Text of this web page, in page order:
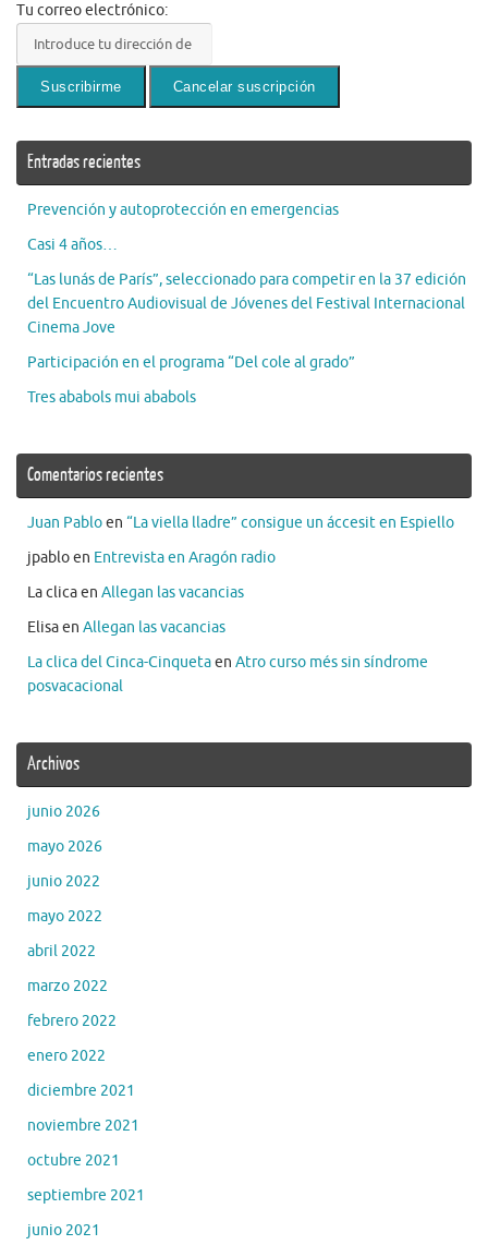
Tu correo electrónico:
Entradas recientes
Prevención y autoprotección en emergencias
Casi 4 años…
“Las lunás de París”, seleccionado para competir en la 37 edición
del Encuentro Audiovisual de Jóvenes del Festival Internacional
Cinema Jove
Participación en el programa “Del cole al grado”
Tres ababols mui ababols
Comentarios recientes
Juan Pabloen “La viella lladre” consigue un áccesit en Espiello
jpabloen Entrevista en Aragón radio
La clicaen Allegan las vacancias
Elisaen Allegan las vacancias
La clica del Cinca-Cinquetaen Atro curso més sin síndrome
posvacacional
Archivos
junio 2026
mayo 2026
junio 2022
mayo 2022
abril 2022
marzo 2022
febrero 2022
enero 2022
diciembre 2021
noviembre 2021
octubre 2021
septiembre 2021
junio 2021